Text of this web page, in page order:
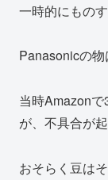
一時的にもの
Panasonicの物
当時Amazon
が、不具合が
おそらく豆は